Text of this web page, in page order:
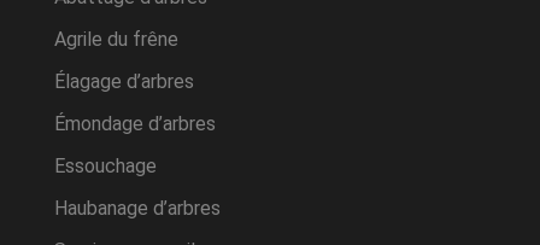
Agrile du frêne
Élagage d’arbres
Émondage d’arbres
Essouchage
Haubanage d’arbres